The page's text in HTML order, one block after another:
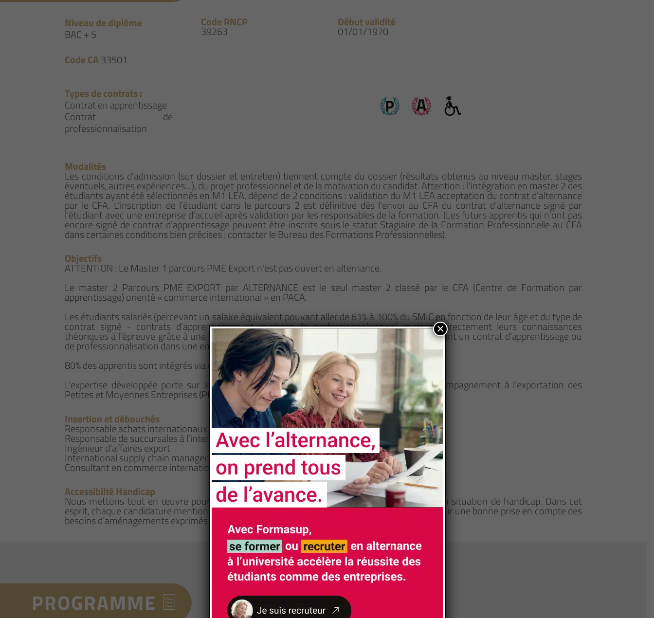
Niveau de diplôme
BAC + 5
Code RNCP
39263
Début validité
01/01/1970
Code CA33501
Types de contrats :
Contrat en apprentissage
Contrat de
professionnalisation
Modalités
Les conditions d’admission (sur dossier et entretien) tiennent compte du dossier (résultats obtenus au niveau master, stages
éventuels, autres expériences…), du projet professionnel et de la motivation du candidat. Attention : l'intégration en master 2 des
étudiants ayant été sélectionnés en M1 LEA, dépend de 2 conditions : validation du M1 LEA acceptation du contrat d’alternance
par le CFA. L’inscription de l’étudiant dans le parcours 2 est définitive dès l’envoi au CFA du contrat d’alternance signé par
l’étudiant avec une entreprise d’accueil après validation par les responsables de la formation. (Les futurs apprentis qui n’ont pas
encore signé de contrat d’apprentissage peuvent être inscrits sous le statut Stagiaire de la Formation Professionnelle au CFA
dans certaines conditions bien précises : contacter le Bureau des Formations Professionnelles).
Objectifs
ATTENTION : Le Master 1 parcours PME Export n'est pas ouvert en alternance.
Le master 2 Parcours PME EXPORT par ALTERNANCE est le seul master 2 classé par le CFA (Centre de Formation par
apprentissage) orienté « commerce international » en PACA.
Les étudiants salariés (percevant un salaire équivalent pouvant aller de 61% à 100% du SMIC en fonction de leur âge et du type de
contrat signé - contrats d’apprentissage et contrats de professionnalisation) mettent directement leurs connaissances
théoriques à l’épreuve grâce à une immersion professionnelle en début de formation en signant un contrat d’apprentissage ou
de professionnalisation dans une entreprise d’accueil localisée en France.
80% des apprentis sont intégrés via un CDI ou CDD directement à l’issue de leur formation.
L’expertise développée porte sur le management international, plus précisément sur l’accompagnement à l’exportation des
Petites et Moyennes Entreprises (PME).
Insertion et débouchés
Responsable achats internationaux
Responsable de succursales à l’international
Ingénieur d’affaires export
International supply chain manager
Consultant en commerce international
Accessibilté Handicap
Nous mettons tout en œuvre pour que nos formations soient accessibles aux personnes en situation de handicap. Dans cet
esprit, chaque candidature mentionnant un handicap fera l'objet d'un examen personnalisé pour une bonne prise en compte des
besoins d’aménagements exprimés.
PROGRAMME
×